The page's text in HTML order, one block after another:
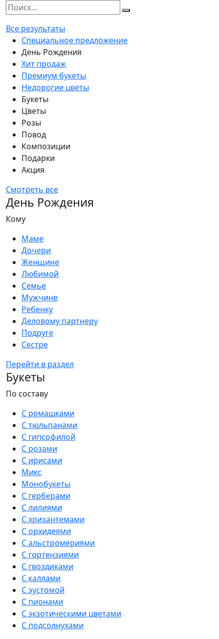
Все результаты
Специальное предложение
День Рождения
Хит продаж
Премиум букеты
Недорогие цветы
Букеты
Цветы
Розы
Повод
Композиции
Подарки
Акция
Смотреть все
День Рождения
Кому
Маме
Дочери
Женщине
Любимой
Семье
Мужчине
Ребенку
Деловому партнеру
Подруге
Сестре
Перейти в раздел
Букеты
По составу
С ромашками
С тюльпанами
С гипсофилой
С розами
С ирисами
Микс
Монобукеты
С герберами
С лилиями
С хризантемами
С орхидеями
С альстромериями
С гортензиями
С гвоздиками
С каллами
С эустомой
С пионами
С экзотическими цветами
С подсолнухами